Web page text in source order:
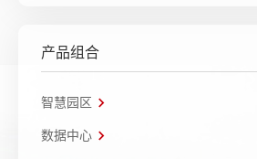
产品组合
智慧园区
数据中心